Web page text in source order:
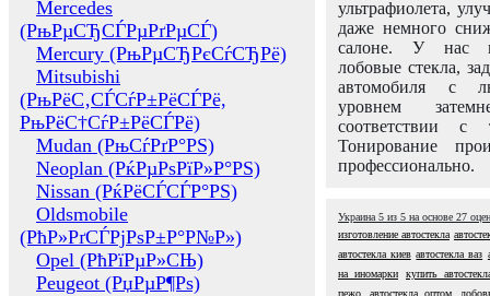
Mercedes
(РњРµСЂСЃРµРґРµСЃ)
Mercury (РњРµСЂРєСѓСЂРё)
Mitsubishi
(РњРёС‚СЃСѓР±РёСЃРё,
РњРёС†СѓР±РёСЃРё)
Mudan (РњСѓРґР°РЅ)
Neoplan (РќРµРѕРїР»Р°РЅ)
Nissan (РќРёСЃСЃР°РЅ)
Oldsmobile
(РћР»РґСЃРјРѕР±Р°Р№Р»)
Opel (РћРїРµР»СЊ)
Peugeot (РџРµР¶Рѕ)
ультрафиолета,
даже немного
салоне. У нас
лобовые стекла,
автомобиля с
уровнем
соответствии с
Тонирование
профессионально.
Украина 5 из 5 на основе 27
изготовление автостекла
автостекла киев автостекла ваз
на иномарки
купить
пежо
автостекла оптом